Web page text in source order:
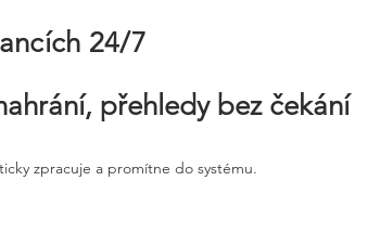
24/7
přehledy bez čekání
zpracuje a promítne do systému.